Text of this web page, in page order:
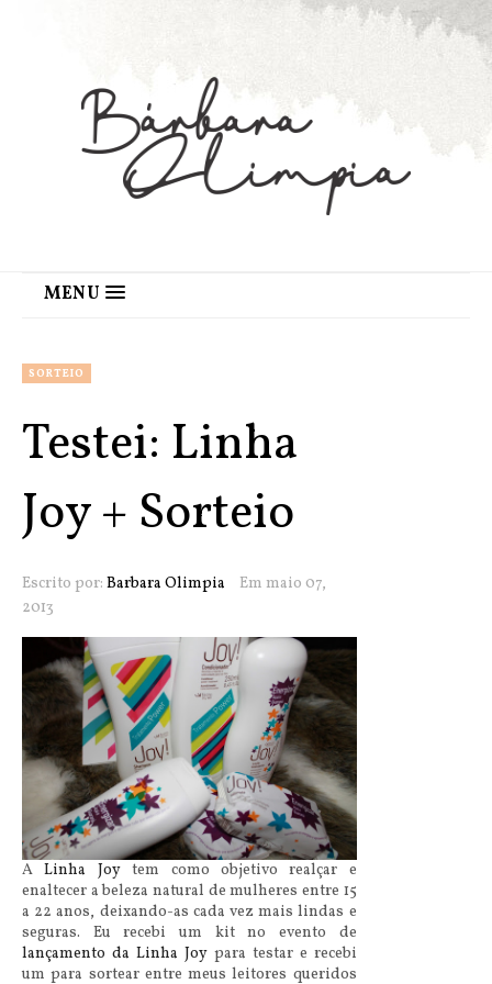
MENU
SORTEIO
Testei: Linha
Joy + Sorteio
Escrito por: Barbara Olimpia
Em maio 07,
2013
ALinha Joytem como objetivo realçar e
enaltecer a beleza natural de mulheres entre 15
a 22 anos, deixando-as cada vez mais lindas e
seguras. Eu recebi um kit no evento de
lançamento da Linha Joypara testar e recebi
um para sortear entre meus leitores queridos